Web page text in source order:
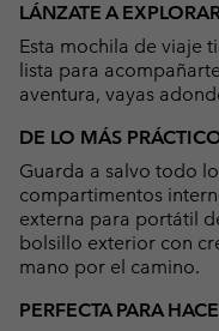
LÁNZATE A
Esta mochila de viaje
lista para
aventura, vayas
DE LO MÁS
Guarda a salvo todo
compartimentos
externa para portátil
bolsillo exterior con
mano por el camino.
PERFECTA PARA